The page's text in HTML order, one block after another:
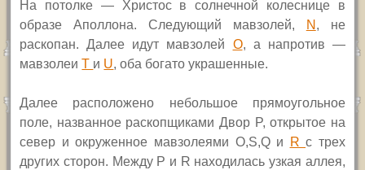
На потолке — Христос в солнечной колеснице в
образе Аполлона. Следующий мавзолей,
N , не
раскопан. Далее идут мавзолей O, а напротив —
мавзолеиT и U,оба богато украшенные.
Далее расположено небольшое прямоугольное
поле, названное раскопщиками Двор P,открытое на
север и окруженное мавзолеями O,S,Q и Rс трех
других сторон. Между P и R находилась узкая аллея,